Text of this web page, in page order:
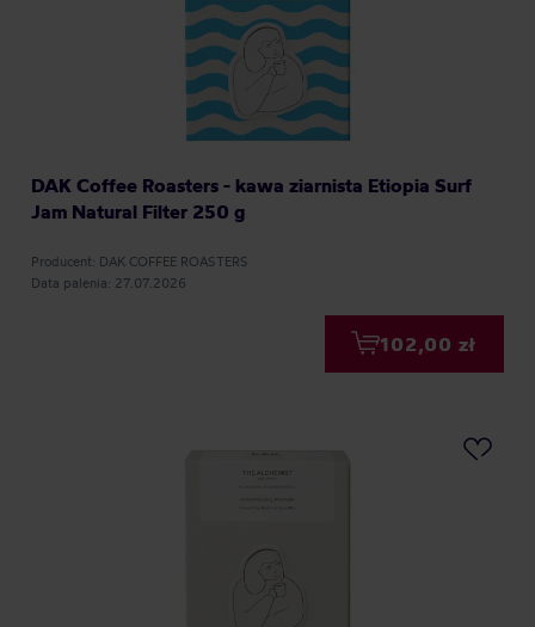
DAK Coffee Roasters - kawa ziarnista Etiopia Surf
Jam Natural Filter 250 g
Producent: DAK COFFEE ROASTERS
Data palenia: 27.07.2026
102,00 zł